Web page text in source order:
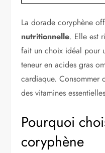
La dorade coryphène
nutritionnelle. Elle est
fait un choix idéal pour
teneur en acides gras
cardiaque. Consommer
des vitamines
Pourquoi
coryphène